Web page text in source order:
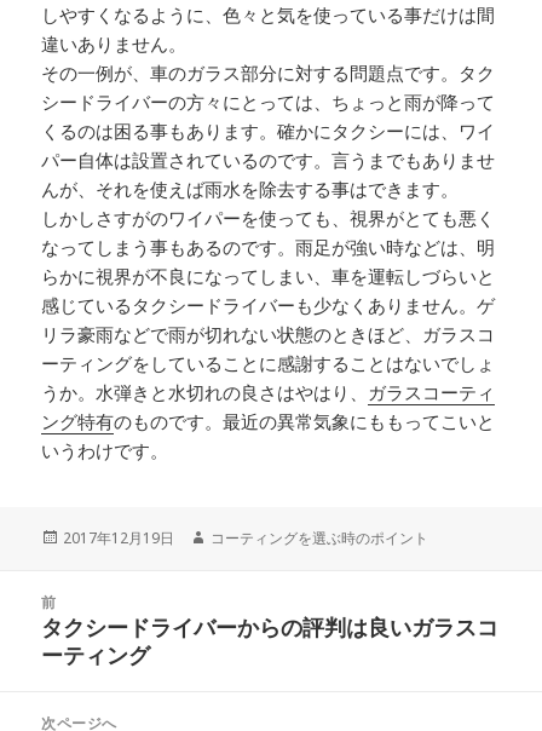
しやすくなるように、色々と気を使っている事だけは間
違いありません。
その一例が、車のガラス部分に対する問題点です。タク
シードライバーの方々にとっては、ちょっと雨が降って
くるのは困る事もあります。確かにタクシーには、ワイ
パー自体は設置されているのです。言うまでもありませ
んが、それを使えば雨水を除去する事はできます。
しかしさすがのワイパーを使っても、視界がとても悪く
なってしまう事もあるのです。雨足が強い時などは、明
らかに視界が不良になってしまい、車を運転しづらいと
感じているタクシードライバーも少なくありません。ゲ
リラ豪雨などで雨が切れない状態のときほど、ガラスコ
ーティングをしていることに感謝することはないでしょ
うか。水弾きと水切れの良さはやはり、 ガラスコーティ
ング特有のものです。最近の異常気象にももってこいと
いうわけです。
投
2017年12月19日
作
コーティングを選ぶ時のポイント
前
前
の
稿:
タクシードライバーからの評判は良いガラスコ
ーティング
次ページへ